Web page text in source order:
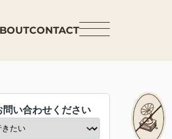
CONTACT
問い合わせください